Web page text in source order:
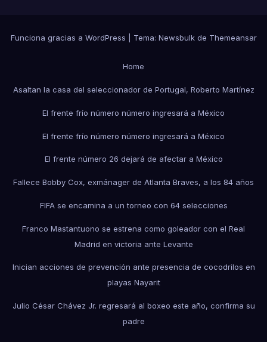
Funciona gracias a WordPress Tema: Newsbulkde Themeansar
Home
Asaltan la casa del seleccionador de Portugal, Roberto Martínez
El frente frío número número ingresará a México
El frente frío número número ingresará a México
El frente número 26 dejará de afectar a México
Fallece Bobby Cox, exmánager de Atlanta Braves, a los 84 años
FIFA se encamina a un torneo con 64 selecciones
Franco Mastantuono se estrena como goleador con el Real
Madrid en victoria ante Levante
Inician acciones de prevención ante presencia de cocodrilos en
playas Nayarit
Julio César Chávez Jr. regresará al boxeo este año, confirma su
padre